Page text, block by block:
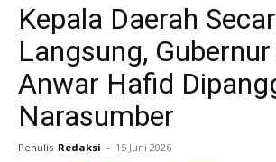
Kepala Daerah
Langsung,
Anwar Hafid
Narasumber
Penulis Redaksi - 15 Juni 2026